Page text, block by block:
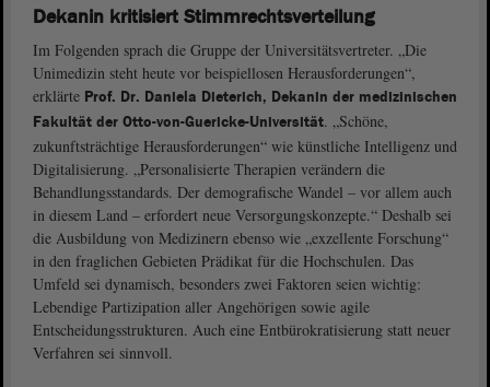
Dekanin kritisiert Stimmrechtsverteilung
Im Folgenden sprach die Gruppe der Universitätsvertreter. „Die
Unimedizin steht heute vor beispiellosen Herausforderungen“,
erklärte Prof. Dr. Daniela Dieterich, Dekanin der medizinischen
Fakultät der Otto-von-Guericke-Universität. „Schöne,
zukunftsträchtige Herausforderungen“ wie künstliche Intelligenz und
Digitalisierung. „Personalisierte Therapien verändern die
Behandlungsstandards. Der demografische Wandel – vor allem auch
in diesem Land – erfordert neue Versorgungskonzepte.“ Deshalb sei
die Ausbildung von Medizinern ebenso wie „exzellente Forschung“
in den fraglichen Gebieten Prädikat für die Hochschulen. Das
Umfeld sei dynamisch, besonders zwei Faktoren seien wichtig:
Lebendige Partizipation aller Angehörigen sowie agile
Entscheidungsstrukturen. Auch eine Entbürokratisierung statt neuer
Verfahren sei sinnvoll.